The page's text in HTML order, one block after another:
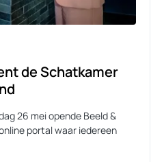
de Schatkamer
26 mei opende Beeld &
portal waar iedereen